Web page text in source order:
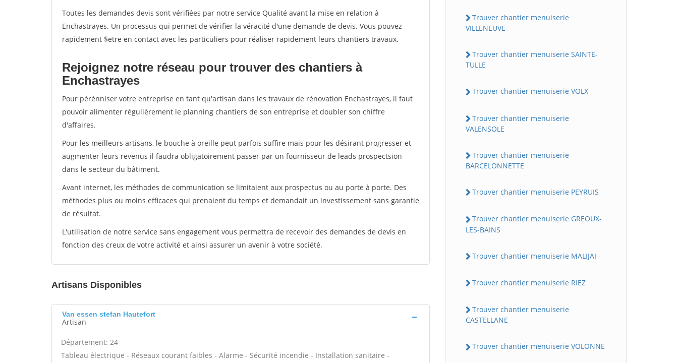
Toutes les demandes devis sont vérifiées par notre service Qualité avant la mise en relation à
Enchastrayes. Un processus qui permet de vérifier la véracité d'une demande de devis. Vous pouvez
rapidement $etre en contact avec les particuliers pour réaliser rapidement leurs chantiers travaux.
Rejoignez notre réseau pour trouver des chantiers à
Enchastrayes
Pour pérénniser votre entreprise en tant qu'artisan dans les travaux de rénovation Enchastrayes, il faut
pouvoir alimenter régulièrement le planning chantiers de son entreprise et doubler son chiffre
d'affaires.
Pour les meilleurs artisans, le bouche à oreille peut parfois suffire mais pour les désirant progresser et
augmenter leurs revenus il faudra obligatoirement passer par un fournisseur de leads prospectsion
dans le secteur du bâtiment.
Avant internet, les méthodes de communication se limitaient aux prospectus ou au porte à porte. Des
méthodes plus ou moins efficaces qui prenaient du temps et demandait un investissement sans garantie
de résultat.
L'utilisation de notre service sans engagement vous permettra de recevoir des demandes de devis en
fonction des creux de votre activité et ainsi assurer un avenir à votre société.
Artisans Disponibles
Van essen stefan Hautefort
Artisan
Département: 24
Tableau électrique - Réseaux courant faibles - Alarme - Sécurité incendie - Installation sanitaire -
Trouver chantier menuiserie
VILLENEUVE
Trouver chantier menuiserie SAINTE-
TULLE
Trouver chantier menuiserie VOLX
Trouver chantier menuiserie
VALENSOLE
Trouver chantier menuiserie
BARCELONNETTE
Trouver chantier menuiserie PEYRUIS
Trouver chantier menuiserie GREOUX-
LES-BAINS
Trouver chantier menuiserie MALIJAI
Trouver chantier menuiserie RIEZ
Trouver chantier menuiserie
CASTELLANE
Trouver chantier menuiserie VOLONNE